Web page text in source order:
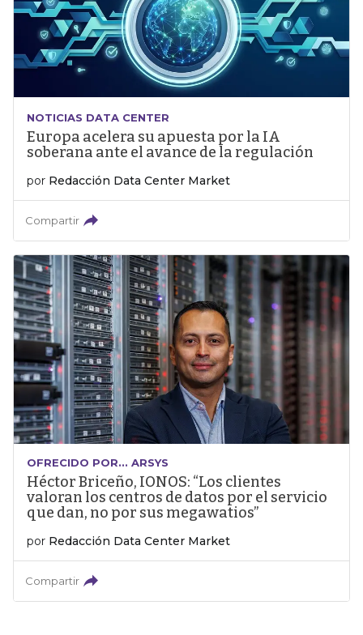
NOTICIAS DATA CENTER
Europa acelera su apuesta por la IA
soberana ante el avance de la regulación
por Redacción Data Center Market
Compartir
OFRECIDO POR... ARSYS
Héctor Briceño, IONOS: “Los clientes
valoran los centros de datos por el servicio
que dan, no por sus megawatios”
por Redacción Data Center Market
Compartir